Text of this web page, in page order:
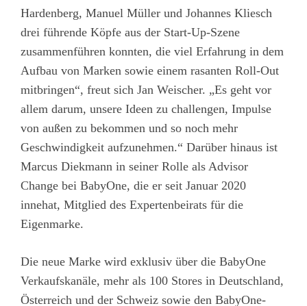
Hardenberg, Manuel Müller und Johannes Kliesch
drei führende Köpfe aus der Start-Up-Szene
zusammenführen konnten, die viel Erfahrung in dem
Aufbau von Marken sowie einem rasanten Roll-Out
mitbringen“, freut sich Jan Weischer. „Es geht vor
allem darum, unsere Ideen zu challengen, Impulse
von außen zu bekommen und so noch mehr
Geschwindigkeit aufzunehmen.“ Darüber hinaus ist
Marcus Diekmann in seiner Rolle als Advisor
Change bei BabyOne, die er seit Januar 2020
innehat, Mitglied des Expertenbeirats für die
Eigenmarke.
Die neue Marke wird exklusiv über die BabyOne
Verkaufskanäle, mehr als 100 Stores in Deutschland,
Österreich und der Schweiz sowie den BabyOne-